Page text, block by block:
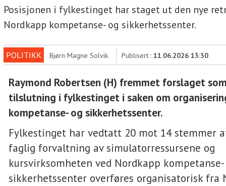
Posisjonen i fylkestinget har staget ut den nye
Nordkapp kompetanse- og sikkerhetssenter.
POLITIKK Bjørn Magne Solvik Publisert : 11.06.2026 13:30
Raymond Robertsen (H) fremmet forslaget
tilslutning i fylkestinget i saken om
kompetanse- og sikkerhetssenter.
Fylkestinget har vedtatt 20 mot 14 stemmer
faglig forvaltning av simulatorressursene og
kursvirksomheten ved Nordkapp kompetanse-
sikkerhetssenter overføres organisatorisk fra